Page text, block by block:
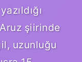
şiirinde
uzunluğu